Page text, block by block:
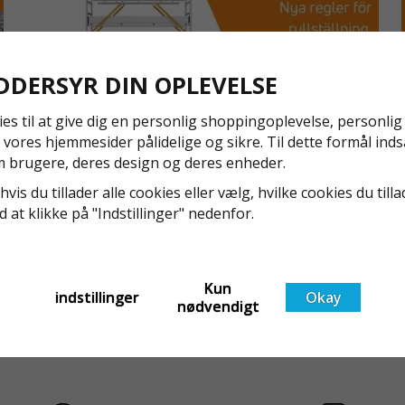
og holder
valg for
lang levetid.
NYA REGLER FÖR RULLSTÄLLNING - AFS2023:9 &
EN1004:2020
Även om det kan verka högst osannolikt så är våra
ändring på. Från och med 2025 träder nya
föreskrifter i kraft i Sverige gällande rullställningar,
Läs mer om de nya reglerna!
DIN OPLEVELSE
til at give dig en personlig shoppingoplevelse,
hjemmesider pålidelige og sikre. Til dette formål
brugere, deres design og deres enheder.
du tillader alle cookies eller vælg, hvilke cookies du
at klikke på "Indstillinger" nedenfor.
indstillinger
Kun
nødvendigt
Okay